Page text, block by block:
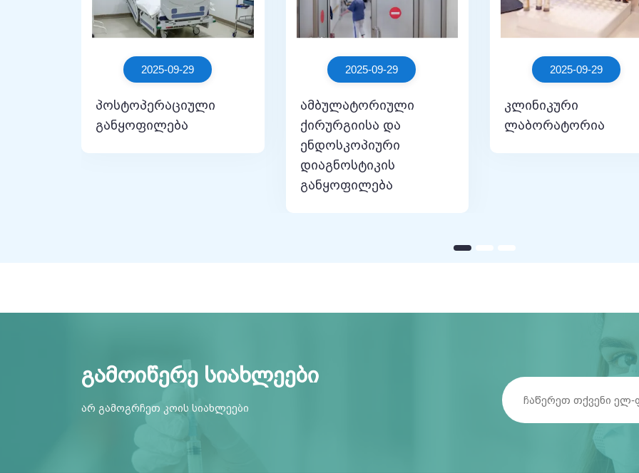
2025-09-29
პოსტოპერაციული
განყოფილება
2025-09-29
ამბულატორიული
ქირურგიისა და
ენდოსკოპიური
დიაგნოსტიკის
განყოფილება
2025-09-29
კლინიკური
ლაბორატორია
გამოიწერე სიახლეები
არ გამოგრჩეთ კოის სიახლეები